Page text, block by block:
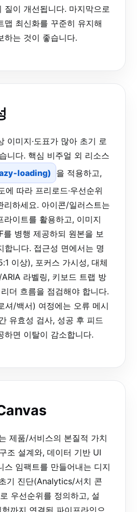
질이 개선됩니다. 마지막으로
맵 최신화를 꾸준히 유지해
하는 것이 좋습니다.
이미지·도표가 많아 초기 로
니다. 핵심 비주얼 외 리소스
loading) 을 적용하고,
에 따라 프리로드·우선순위
리하세요. 아이콘/일러스트는
라이트를 활용하고, 이미지
를 병행 제공하되 원본을 보
합니다. 접근성 면에서는 명
이상), 포커스 가시성, 대체
라벨링, 키보드 트랩 방
더 흐름을 점검해야 합니다.
셔/백서) 여정에는 오류 메시
유효성 검사, 성공 후 피드
하면 이탈이 감소합니다.
제품/서비스의 본질적 가치
조 설계와, 데이터 기반 UI
스 임팩트를 만들어내는 디지
기 진단(Analytics/서치 콘
우선순위를 정의하고, 설